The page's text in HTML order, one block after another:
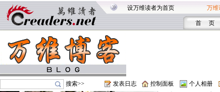
设万维读者为首页 万维
首 页
搜索>> 发表日志 控制面板 个人相册